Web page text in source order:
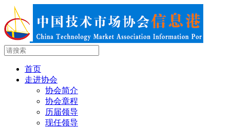
首页
走进协会
协会简介
协会章程
历届领导
现任领导